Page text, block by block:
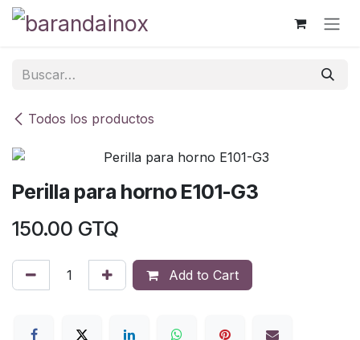
Ir al contenido
Todos los productos
Perilla para horno E101-G3
150.00 GTQ
Add to Cart